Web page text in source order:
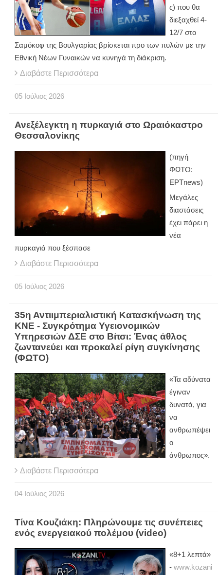
ς) που θα
διεξαχθεί 4-
12/7 στο
Σαμόκοφ της Βουλγαρίας βρίσκεται προ των πυλών με την
Εθνική Νέων Γυναικών να κυνηγά τη διάκριση.
Διαβάστε Περισσότερα
05 Ιούλιος 2026
Ανεξέλεγκτη η πυρκαγιά στο Ωραιόκαστρο
Θεσσαλονίκης
(πηγή
ΦΩΤΟ:
ΕΡΤnews)
Μεγάλες
διαστάσεις
έχει πάρει η
νέα
πυρκαγιά που ξέσπασε
Διαβάστε Περισσότερα
05 Ιούλιος 2026
35η Αντιιμπεριαλιστική Κατασκήνωση της
ΚΝΕ - Συγκρότημα Υγειονομικών
Υπηρεσιών ΔΣΕ στο Βίτσι: Ένας άθλος
ζωντανεύει και προκαλεί ρίγη συγκίνησης
(ΦΩΤΟ)
«Τα αδύνατα
έγιναν
δυνατά, για
να
ανθρωπέψει
ο
άνθρωπος».
Διαβάστε Περισσότερα
04 Ιούλιος 2026
Τίνα Κουζιάκη: Πληρώνουμε τις συνέπειες
ενός ενεργειακού πολέμου (video)
«8+1 λεπτά»
- www.kozani